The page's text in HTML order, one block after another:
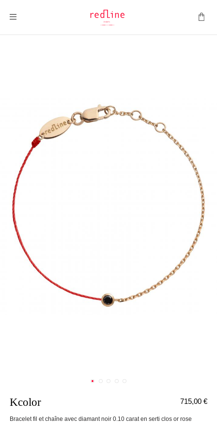
Kcolor
Bracelet fil et chaîne avec diamant noir 0.10 carat en serti clos or rose
715,00 €